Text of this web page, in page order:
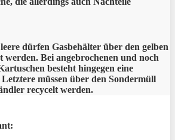
dürfen Gasbehälter über den gelben
werden. Bei angebrochenen und noch
besteht hingegen eine
müssen über den Sondermüll
recycelt werden.